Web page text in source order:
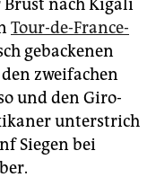
nach Kigali
Tour-de-France-
gebackenen
zweifachen
und den Giro-
unterstrich
Siegen bei